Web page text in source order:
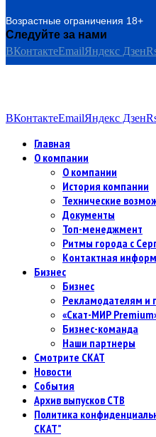
Возрастные ограничения 18+
Следуйте за нами
ВКонтактеEmailЯндекс Дзен
ВКонтактеEmailЯндекс Дзен
Главная
О компании
О компании
История компании
Технические
Документы
Топ-менеджмент
Ритмы города с
Контактная
Бизнес
Бизнес
Рекламодателям и
«Скат-МИР
Бизнес-команда
Наши партнеры
Смотрите СКАТ
Новости
События
Архив выпусков СТВ
Политика
СКАТ”